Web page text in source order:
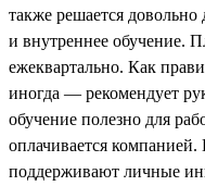
также решается
и внутреннее обучение.
ежеквартально. Как
иногда — рекомендует
обучение полезно для
оплачивается
поддерживают личные